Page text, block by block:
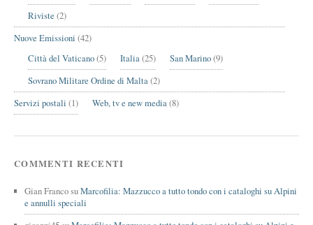
Riviste (2)
Nuove Emissioni (42)
Città del Vaticano(5) Italia (25) San Marino(9)
Sovrano Militare Ordine di Malta (2)
Servizi postali (1) Web, tv e new media (8)
COMMENTI RECENTI
Gian FrancosuMarcofilia: Mazzucco a tutto tondo con i cataloghi su Alpini
e annulli speciali